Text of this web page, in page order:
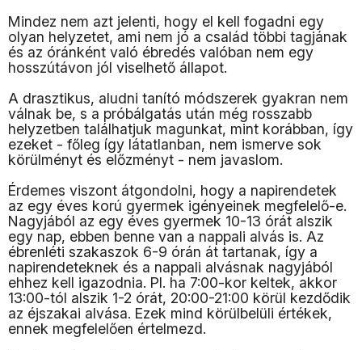
Mindez nem azt jelenti, hogy el kell fogadni egy
olyan helyzetet, ami nem jó a család többi tagjának
és az óránként való ébredés valóban nem egy
hosszútávon jól viselhető állapot.
A drasztikus, aludni tanító módszerek gyakran nem
válnak be, s a próbálgatás után még rosszabb
helyzetben találhatjuk magunkat, mint korábban, így
ezeket - főleg így látatlanban, nem ismerve sok
körülményt és előzményt - nem javaslom.
Érdemes viszont átgondolni, hogy a napirendetek
az egy éves korú gyermek igényeinek megfelelő-e.
Nagyjából az egy éves gyermek 10-13 órát alszik
egy nap, ebben benne van a nappali alvás is. Az
ébrenléti szakaszok 6-9 órán át tartanak, így a
napirendeteknek és a nappali alvásnak nagyjából
ehhez kell igazodnia. Pl. ha 7:00-kor keltek, akkor
13:00-tól alszik 1-2 órát, 20:00-21:00 körül kezdődik
az éjszakai alvása. Ezek mind körülbelüli értékek,
ennek megfelelően értelmezd.